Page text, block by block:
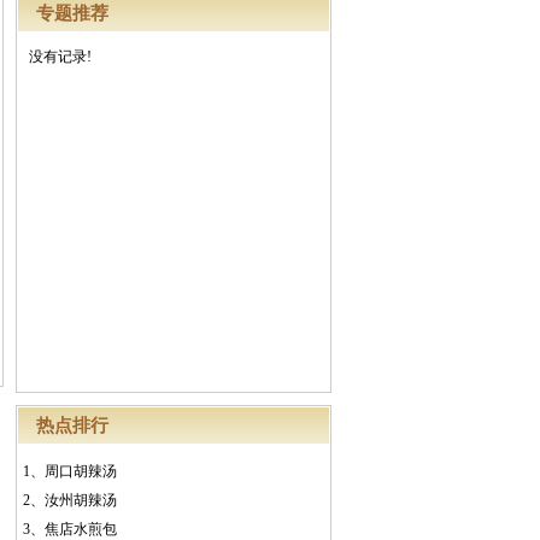
专题推荐
没有记录!
热点排行
1、 周口胡辣汤
2、 汝州胡辣汤
3、 焦店水煎包